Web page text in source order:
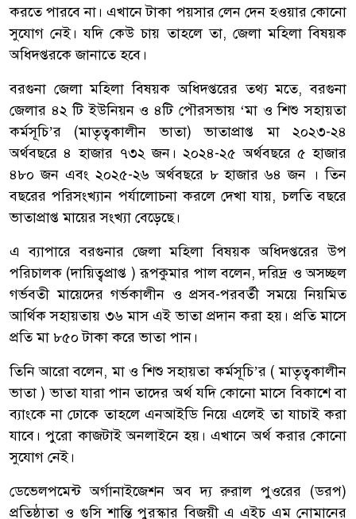
করতে পারবে না। এখানে টাকা পয়সার লেন দেন হওয়ার কোনো
সুযোগ নেই। যদি কেউ চায় তাহলে তা, জেলা মহিলা বিষয়ক
অধিদপ্তরকে জানাতে হবে।
বরগুনা জেলা মহিলা বিষয়ক অধিদপ্তরের তথ্য মতে, বরগুনা
জেলার ৪২ টি ইউনিয়ন ও ৪টি পৌরসভায় ‘মা ও শিশু সহায়তা
কর্মসূচি’র (মাতৃত্বকালীন ভাতা) ভাতাপ্রাপ্ত মা ২০২৩-২৪
অর্থবছরে ৪ হাজার ৭৩২ জন। ২০২৪-২৫ অর্থবছরে ৫ হাজার
৪৮০ জন এবং ২০২৫-২৬ অর্থবছরে ৮ হাজার ৬৪ জন । তিন
বছরের পরিসংখ্যান পর্যালোচনা করলে দেখা যায়, চলতি বছরে
ভাতাপ্রাপ্ত মায়ের সংখ্যা বেড়েছে।
এ ব্যাপারে বরগুনার জেলা মহিলা বিষয়ক অধিদপ্তরের উপ
পরিচালক (দায়িত্বপ্রাপ্ত ) রূপকুমার পাল বলেন, দরিদ্র ও অসচ্ছল
গর্ভবতী মায়েদের গর্ভকালীন ও প্রসব-পরবর্তী সময়ে নিয়মিত
আর্থিক সহায়তায় ৩৬ মাস এই ভাতা প্রদান করা হয়। প্রতি মাসে
প্রতি মা ৮৫০ টাকা করে ভাতা পান।
তিনি আরো বলেন, মা ও শিশু সহায়তা কর্মসূচি’র ( মাতৃত্বকালীন
ভাতা ) ভাতা যারা পান তাদের অর্থ যদি কোনো মাসে বিকাশে বা
ব্যাংকে না ঢোকে তাহলে এনআইডি নিয়ে এলেই তা যাচাই করা
যাবে। পুরো কাজটাই অনলাইনে হয়। এখানে অর্থ করার কোনো
সুযোগ নেই।
ডেভেলপমেন্ট অর্গানাইজেশন অব দ্য রুরাল পুওরের (ডরপ)
প্রতিষ্ঠাতা ও গুসি শান্তি পুরস্কার বিজয়ী এ এইচ এম নোমানের